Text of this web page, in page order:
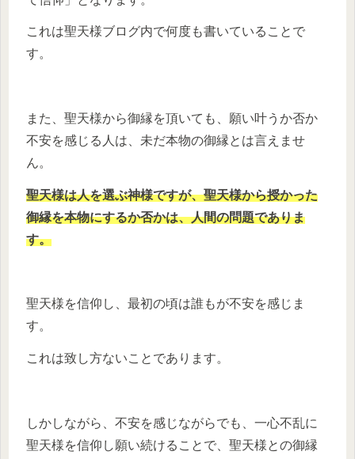
これは聖天様ブログ内で何度も書いていることで
す。
また、聖天様から御縁を頂いても、願い叶うか否か
不安を感じる人は、未だ本物の御縁とは言えませ
ん。
聖天様は人を選ぶ神様ですが、聖天様から授かった
御縁を本物にするか否かは、人間の問題でありま
す。
聖天様を信仰し、最初の頃は誰もが不安を感じま
す。
これは致し方ないことであります。
しかしながら、不安を感じながらでも、一心不乱に
聖天様を信仰し願い続けることで、聖天様との御縁